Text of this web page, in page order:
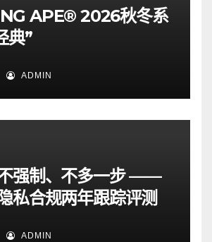
APE® 2026秋冬系
典”
ADMIN
强制、不多一步 ——
私合规两年跟踪评测
ADMIN